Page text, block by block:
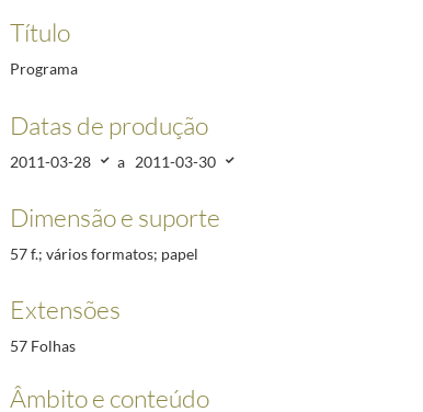
Título
Programa
Datas de produção
2011-03-28 a 2011-03-30
Dimensão e suporte
57 f.; vários formatos; papel
Extensões
57 Folhas
Âmbito e conteúdo